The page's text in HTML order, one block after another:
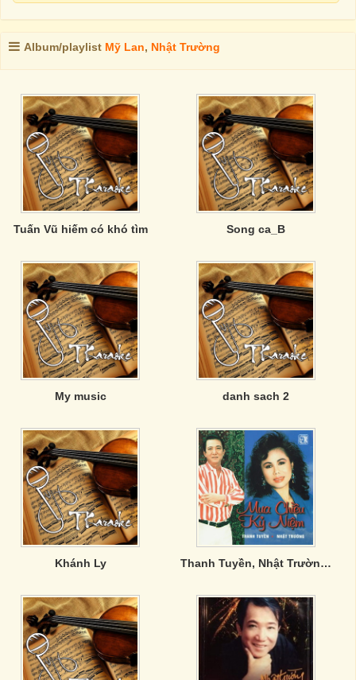
Album/playlist Mỹ Lan, Nhật Trường
Tuấn Vũ hiếm có khó tìm Song ca_B
My music danh sach 2
Khánh Ly Thanh Tuyền, Nhật Trường - Mưa Chiều Kỷ Niệm